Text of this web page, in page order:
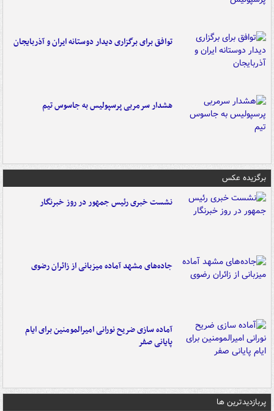
توافق برای برگزاری دیدار دوستانه ایران و آذربایجان
هشدار سرمربی پرسپولیس به جاسوس تیم
برگزیده عکس
نشست خبری رئیس جمهور در روز خبرنگار
جاده‌های مشهد آماده میزبانی از زائران رضوی
آماده سازی ضریح نورانی امیرالمومنین برای ایام
پایانی صفر
پربازدیدترین ها